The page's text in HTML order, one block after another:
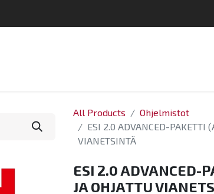
All Products
Ohjelmistot
ESI 2.0 ADVANCED-PAKETTI
VIANETSINTÄ
ESI 2.0 ADVANCED-
JA OHJATTU